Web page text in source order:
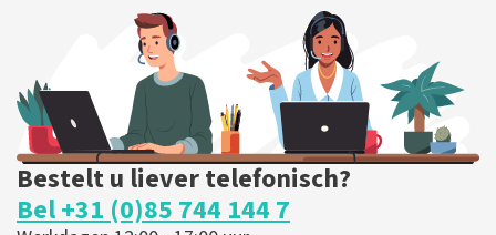
Bestelt u liever telefonisch?
Bel +31 (0)85 744 144 7